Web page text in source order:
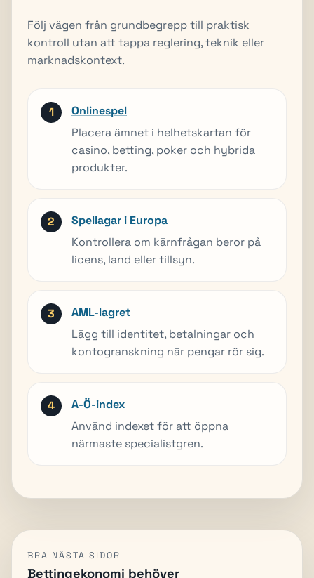
Följ vägen från grundbegrepp till praktisk
kontroll utan att tappa reglering, teknik eller
marknadskontext.
Onlinespel
Placera ämnet i helhetskartan för
casino, betting, poker och hybrida
produkter.
Spellagar i Europa
Kontrollera om kärnfrågan beror på
licens, land eller tillsyn.
AML-lagret
Lägg till identitet, betalningar och
kontogranskning när pengar rör sig.
A-Ö-index
Använd indexet för att öppna
närmaste specialistgren.
BRA NÄSTA SIDOR
Bettingekonomi behöver